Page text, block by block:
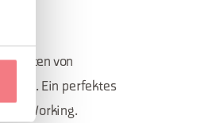
von
Ein perfektes
Working.